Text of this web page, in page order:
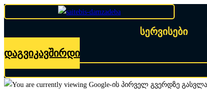
სერვისები
დაგვიკავშირდი